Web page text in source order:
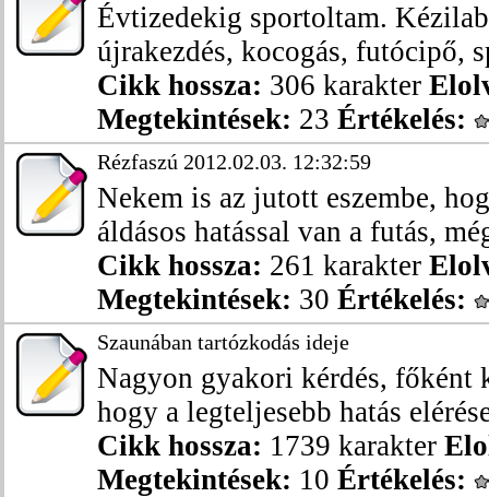
Évtizedekig sportoltam.
újrakezdés, kocogás, futócipő,
Cikk hossza: 306 karakter
Megtekintések: 23 Értékelés:
Rézfaszú 2012.02.03. 12:32:59
Nekem is az jutott eszembe,
áldásos hatással van a futás,
Cikk hossza: 261 karakter
Megtekintések: 30 Értékelés:
Szaunában tartózkodás ideje
Nagyon gyakori kérdés, főként
hogy a legteljesebb hatás
Cikk hossza: 1739 karakter
Megtekintések: 10 Értékelés: